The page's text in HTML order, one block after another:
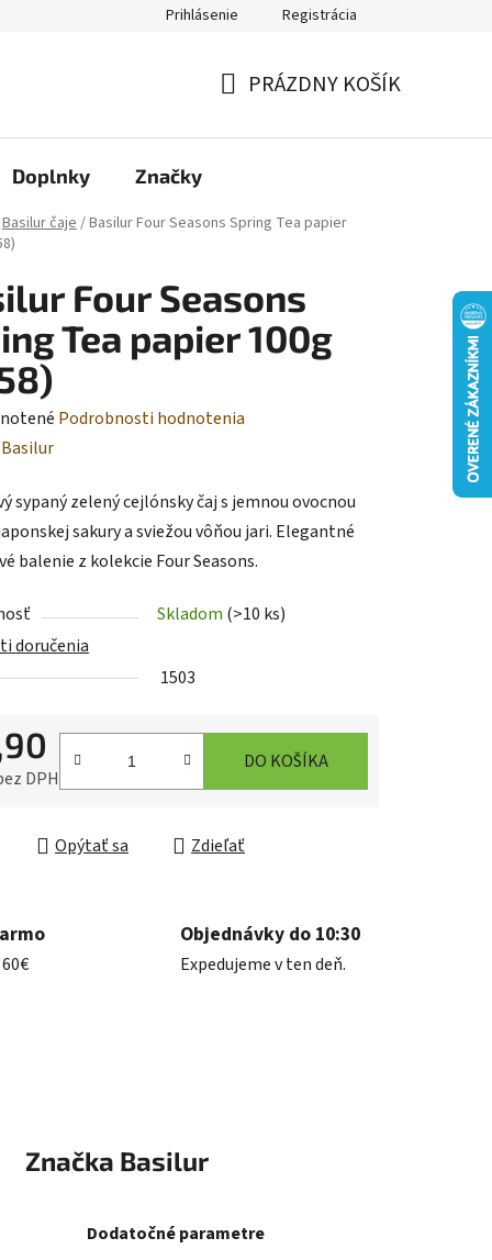
Prihlásenie Registrácia
PRÁZDNY KOŠÍK
Doplnky Značky
Basilur čaje/Basilur Four Seasons Spring Tea papier
Four Seasons
Tea papier 100g
Podrobnosti hodnotenia
Basilur
sypaný zelený cejlónsky čaj s jemnou ovocnou
sakury a sviežou vôňou jari. Elegantné
balenie z kolekcie Four Seasons.
Skladom (>10 ks)
doručenia
1503
DPH
DO KOŠÍKA
Opýtať sa Zdieľať
Objednávky do 10:30
Expedujeme v ten deň.
Značka Basilur
Dodatočné parametre